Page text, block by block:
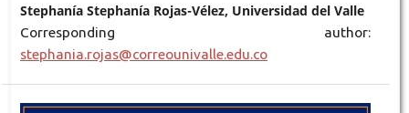
Stephanía Stephanía Rojas-Vélez, Universidad del Valle
Corresponding author:
stephania.rojas@correounivalle.edu.co